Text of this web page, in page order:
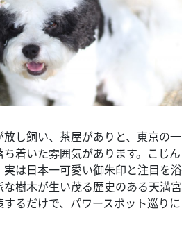
し飼い、茶屋がありと、東京の一
着いた雰囲気があります。こじん
実は日本一可愛い御朱印と注目を浴
樹木が生い茂る歴史のある天満宮
るだけで、パワースポット巡りに